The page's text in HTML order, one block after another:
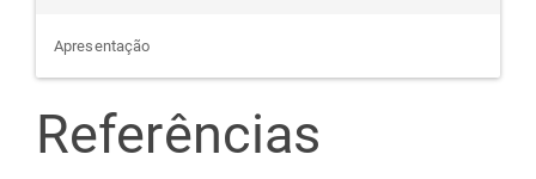
Apresentação
Referências